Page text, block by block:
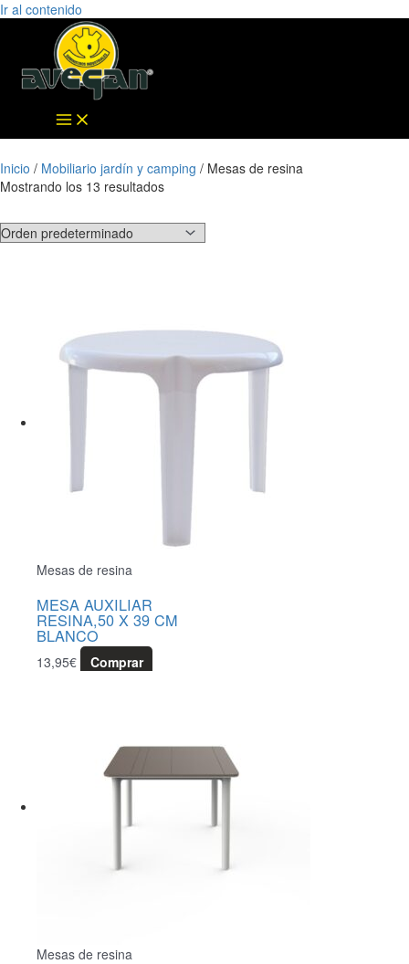
Ir al contenido
Inicio / Mobiliario jardín y camping / Mesas de resina
Mostrando los 13 resultados
Mesas de resina
MESA AUXILIAR
RESINA,50 X 39 CM
BLANCO
13,95€ Comprar
Mesas de resina